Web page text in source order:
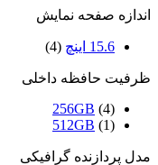
اندازه صفحه نمایش
15.6 اینچ (4)
ظرفیت حافظه داخلی
256GB (4)
512GB (1)
مدل پردازنده گرافیکی